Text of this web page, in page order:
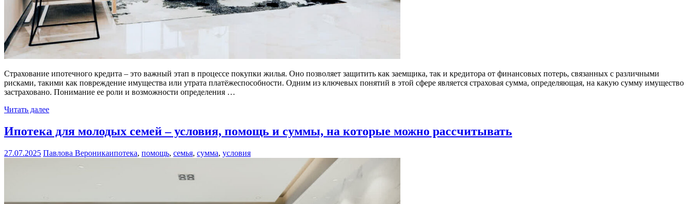
Страхование ипотечного кредита – это важный этап в процессе покупки жилья. Оно позволяет защитить как заемщика, так и кредитора от финансовых потерь, связанных с различными
рисками, такими как повреждение имущества или утрата платёжеспособности. Одним из ключевых понятий в этой сфере является страховая сумма, определяющая, на какую сумму имущество
застраховано. Понимание ее роли и возможности определения …
Читать далее
Ипотека для молодых семей – условия, помощь и суммы, на которые можно рассчитывать
27.07.2025 Павлова Вероникаипотека, помощь, семья, сумма, условия